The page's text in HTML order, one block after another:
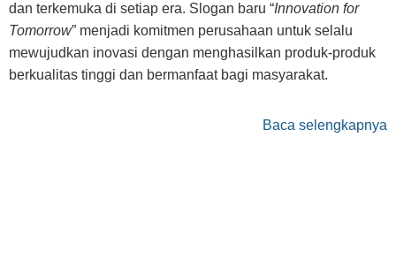
dan terkemuka di setiap era. Slogan baru “Innovation for
Tomorrow” menjadi komitmen perusahaan untuk selalu
mewujudkan inovasi dengan menghasilkan produk-produk
berkualitas tinggi dan bermanfaat bagi masyarakat.
Baca selengkapnya